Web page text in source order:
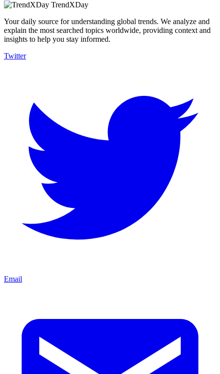
TrendXDay
Your daily source for understanding global trends. We analyze and
explain the most searched topics worldwide, providing context and
insights to help you stay informed.
Twitter
Email